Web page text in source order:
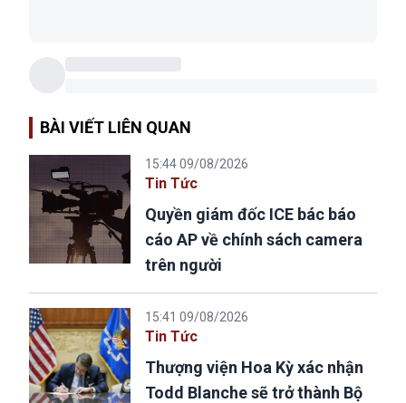
BÀI VIẾT LIÊN QUAN
15:44 09/08/2026
Tin Tức
Quyền giám đốc ICE bác báo
cáo AP về chính sách camera
trên người
15:41 09/08/2026
Tin Tức
Thượng viện Hoa Kỳ xác nhận
Todd Blanche sẽ trở thành Bộ